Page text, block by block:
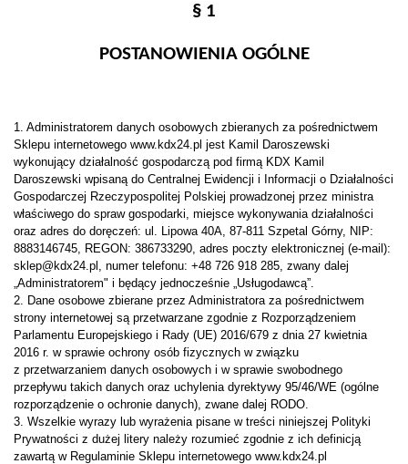
§ 1
POSTANOWIENIA OGÓLNE
1. Administratorem danych osobowych zbieranych za pośrednictwem
Sklepu internetowego www.kdx24.pl jest Kamil Daroszewski
wykonujący działalność gospodarczą pod firmą KDX Kamil
Daroszewski wpisaną do Centralnej Ewidencji i Informacji o Działalności
Gospodarczej Rzeczypospolitej Polskiej prowadzonej przez ministra
właściwego do spraw gospodarki, miejsce wykonywania działalności
oraz adres do doręczeń: ul. Lipowa 40A, 87-811 Szpetal Górny, NIP:
8883146745, REGON: 386733290, adres poczty elektronicznej (e-mail):
sklep@kdx24.pl, numer telefonu: +48 726 918 285, zwany dalej
„Administratorem" i będący jednocześnie „Usługodawcą”.
2. Dane osobowe zbierane przez Administratora za pośrednictwem
strony internetowej są przetwarzane zgodnie z Rozporządzeniem
Parlamentu Europejskiego i Rady (UE) 2016/679 z dnia 27 kwietnia
2016 r. w sprawie ochrony osób fizycznych w związku
z przetwarzaniem danych osobowych i w sprawie swobodnego
przepływu takich danych oraz uchylenia dyrektywy 95/46/WE (ogólne
rozporządzenie o ochronie danych), zwane dalej RODO.
3. Wszelkie wyrazy lub wyrażenia pisane w treści niniejszej Polityki
Prywatności z dużej litery należy rozumieć zgodnie z ich definicją
zawartą w Regulaminie Sklepu internetowego www.kdx24.pl